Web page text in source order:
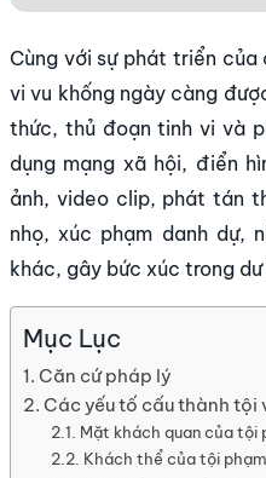
Cùng với sự phát triển
vi vu khống ngày càng
thức, thủ đoạn tinh vi và
dụng mạng xã hội, điển
ảnh, video clip, phát tán
nhọ, xúc phạm danh dự,
khác, gây bức xúc trong dư
Mục Lục
Căn cứ pháp lý
Các yếu tố cấu thành tội
Mặt khách quan của tội
Khách thể của tội phạm